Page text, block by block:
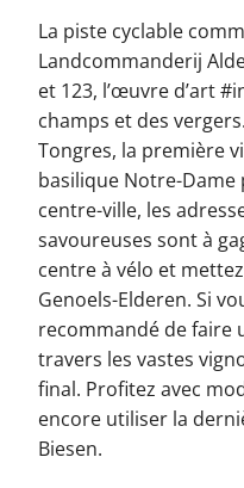
La piste cyclable
Landcommanderij
et 123, l’œuvre d’art
champs et des
Tongres, la première
basilique Notre-Dame
centre-ville, les
savoureuses sont à
centre à vélo et
Genoels-Elderen. Si
recommandé de faire
travers les vastes
final. Profitez avec
encore utiliser la
Biesen.